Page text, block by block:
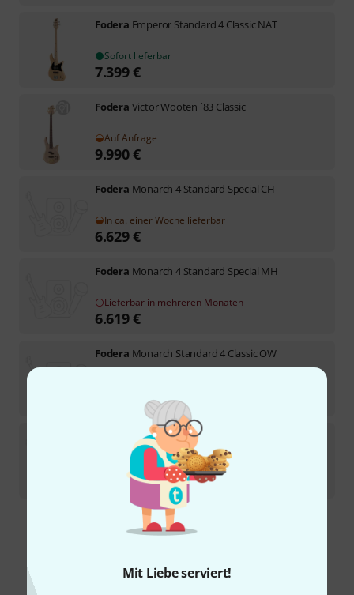
Mit Liebe serviert!
Fodera Emperor Standard 4 Classic NAT
Sofort lieferbar
7.399€
Fodera Victor Wooten ´83 Classic
Auf Anfrage
9.990€
Fodera Monarch 4 Standard Special CH
In ca. einer Woche lieferbar
6.629€
Fodera Monarch 4 Standard Special MH
Lieferbar in mehreren Monaten
6.619€
Fodera Monarch Standard 4 Classic OW
Monarch Standard 4 Classic OW
Lieferbar in mehreren Monaten
6.699€
Kostenloser Versand ab 29 €